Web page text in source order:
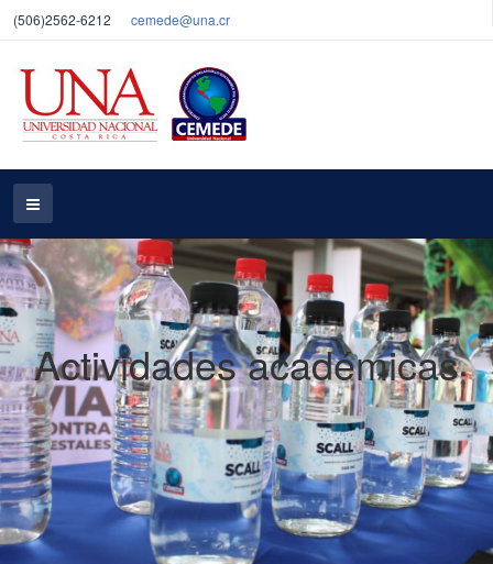
(506)2562-6212 cemede@una.cr
Actividades académicas